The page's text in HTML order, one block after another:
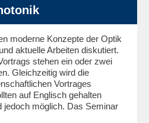
moderne Konzepte der Optik
aktuelle Arbeiten diskutiert.
stehen ein oder zwei
Gleichzeitig wird die
Vortrages
auf Englisch gehalten
jedoch möglich. Das Seminar